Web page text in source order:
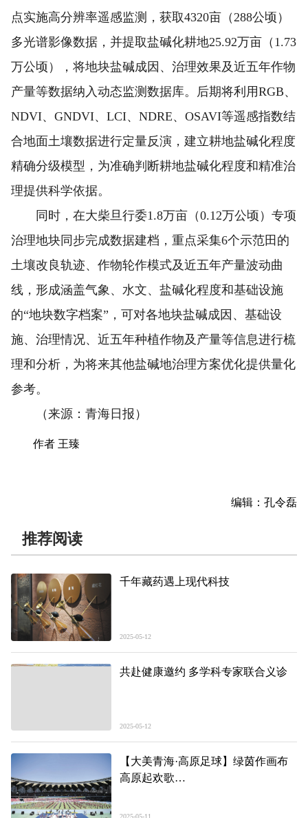
点实施高分辨率遥感监测，获取4320亩（288公顷）
多光谱影像数据，并提取盐碱化耕地25.92万亩（1.73
万公顷），将地块盐碱成因、治理效果及近五年作物
产量等数据纳入动态监测数据库。后期将利用RGB、
NDVI、GNDVI、LCI、NDRE、OSAVI等遥感指数结
合地面土壤数据进行定量反演，建立耕地盐碱化程度
精确分级模型，为准确判断耕地盐碱化程度和精准治
理提供科学依据。
同时，在大柴旦行委1.8万亩（0.12万公顷）专项
治理地块同步完成数据建档，重点采集6个示范田的
土壤改良轨迹、作物轮作模式及近五年产量波动曲
线，形成涵盖气象、水文、盐碱化程度和基础设施
的“地块数字档案”，可对各地块盐碱成因、基础设
施、治理情况、近五年种植作物及产量等信息进行梳
理和分析，为将来其他盐碱地治理方案优化提供量化
参考。
（来源：青海日报）
作者 王臻
编辑：孔令磊
推荐阅读
千年藏药遇上现代科技
2025-05-12
共赴健康邀约 多学科专家联合义诊
2025-05-12
【大美青海·高原足球】绿茵作画布
高原起欢歌
2025-05-11